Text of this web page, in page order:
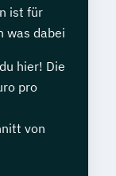
ist für
was dabei
hier! Die
pro
von